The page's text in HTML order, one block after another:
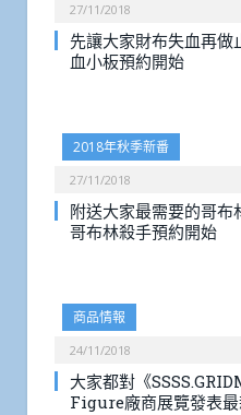
27/11/2018
先讓大家財布失血再做
血小板預約開始
2018年秋季新番
27/11/2018
附送大家最需要的哥布
哥布林殺手預約開始
商品情報
24/11/2018
大家都對《
Figure廠商展覽發表